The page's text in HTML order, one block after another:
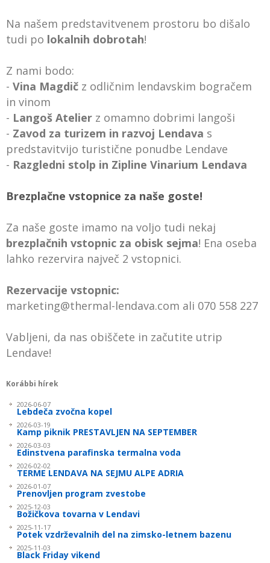
Na našem predstavitvenem prostoru bo dišalo
tudi po lokalnih dobrotah!
Z nami bodo:
- Vina Magdič z odličnim lendavskim bogračem
in vinom
- Langoš Atelier z omamno dobrimi langoši
- Zavod za turizem in razvoj Lendava s
predstavitvijo turistične ponudbe Lendave
- Razgledni stolp in Zipline Vinarium Lendava
Brezplačne vstopnice za naše goste!
Za naše goste imamo na voljo tudi nekaj
brezplačnih vstopnic za obisk sejma! Ena oseba
lahko rezervira največ 2 vstopnici.
Rezervacije vstopnic:
marketing@thermal-lendava.com ali 070 558 227
Vabljeni, da nas obiščete in začutite utrip
Lendave!
Korábbi hírek
2026-06-07
Lebdeča zvočna kopel
2026-03-19
Kamp piknik PRESTAVLJEN NA SEPTEMBER
2026-03-03
Edinstvena parafinska termalna voda
2026-02-02
TERME LENDAVA NA SEJMU ALPE ADRIA
2026-01-07
Prenovljen program zvestobe
2025-12-03
Božičkova tovarna v Lendavi
2025-11-17
Potek vzdrževalnih del na zim­sko-letnem bazenu
2025-11-03
Black Friday vikend